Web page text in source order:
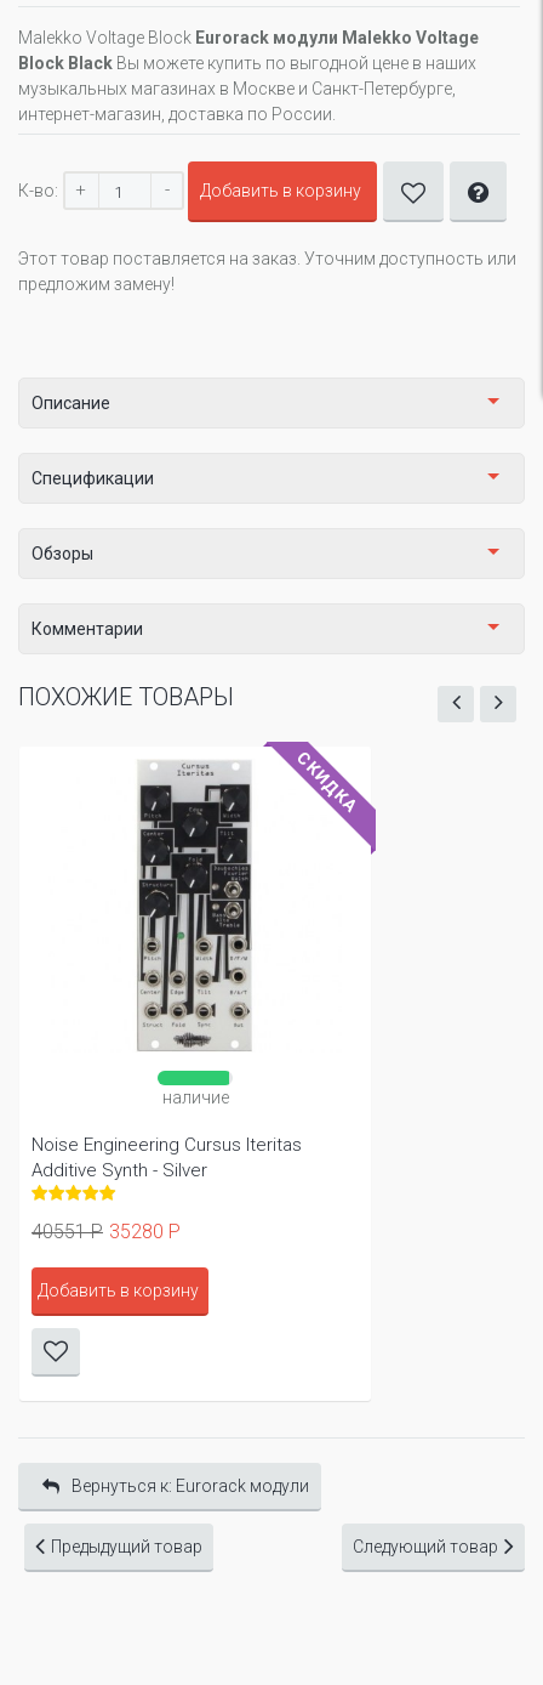
Malekko Voltage Block Eurorack модули Malekko Voltage
Block Black Вы можете купить по выгодной цене в наших
музыкальных магазинах в Москве и Санкт-Петербурге,
интернет-магазин, доставка по России.
К-во: + - Добавить в корзину
Этот товар поставляется на заказ. Уточним доступность или
предложим замену!
Описание
Спецификации
Обзоры
Комментарии
ПОХОЖИЕ ТОВАРЫ
СКИДКА
наличие
Engineering Cursus Iteritas
Synth - Silver
Р 35280 Р
Добавить в корзину
Вернуться к: Eurorack модули
Предыдущий товар Следующий товар